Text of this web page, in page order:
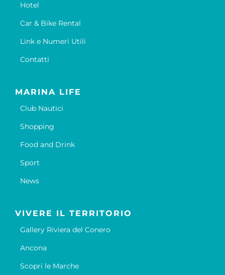
Hotel
Car & Bike Rental
Link e Numeri Utili
Contatti
MARINA LIFE
Club Nautici
Shopping
Food and Drink
Sport
News
VIVERE IL TERRITORIO
Gallery Riviera del Conero
Ancona
Scopri le Marche